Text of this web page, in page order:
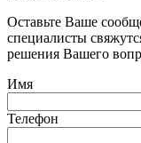
Оставьте Ваше
специалисты
решения Вашего
Имя
Телефон